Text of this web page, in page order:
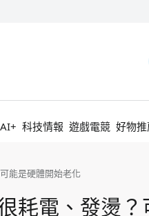
科技情報 遊戲電競 好物推
能是硬體開始老化
耗電、發燙